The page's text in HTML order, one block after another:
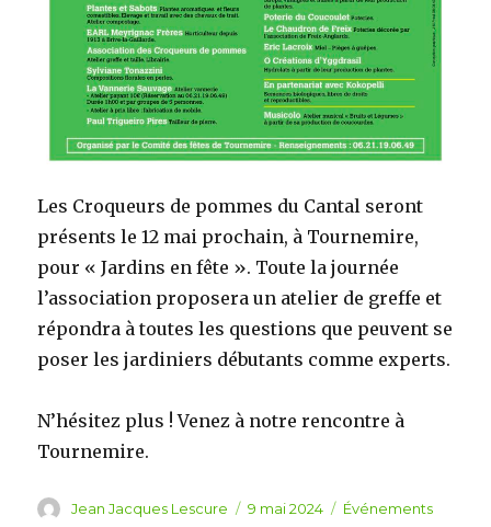
Les Croqueurs de pommes du Cantal seront
présents le 12 mai prochain, à Tournemire,
pour « Jardins en fête ». Toute la journée
l’association proposera un atelier de greffe et
répondra à toutes les questions que peuvent se
poser les jardiniers débutants comme experts.
N’hésitez plus ! Venez à notre rencontre à
Tournemire.
Auteur
Jean Jacques Lescure
Publié
9 mai 2024 Catégories
Événements